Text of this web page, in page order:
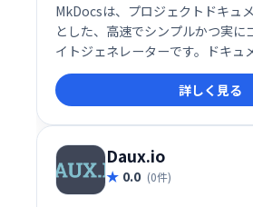
MkDocsは、プロジェクトドキュ
とした、高速でシンプルかつ実に
イトジェネレーターです。ドキュ
ルはMarkdownで記述され、単一
ルで構成されます。
詳しく見る
Daux.io
0.0 (0件)